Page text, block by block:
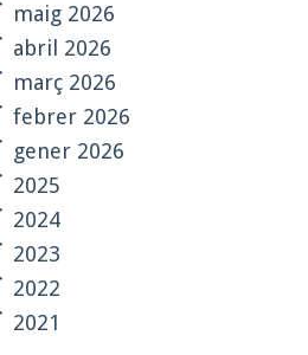
maig 2026
abril 2026
març 2026
febrer 2026
gener 2026
2025
2024
2023
2022
2021